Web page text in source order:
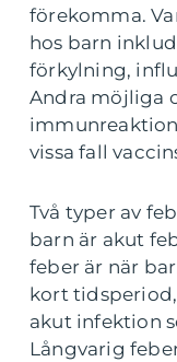
förekomma.
hos barn
förkylning,
Andra möjliga
vissa fall
Två typer av
barn är akut
feber är när
kort
akut infektion
Långvarig